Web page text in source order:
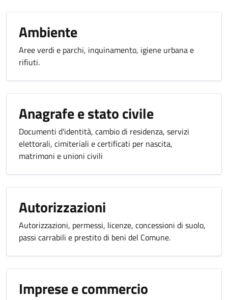
Ambiente
Aree verdi e parchi, inquinamento, igiene urbana e
rifiuti.
Anagrafe e stato civile
Documenti d'identità, cambio di residenza, servizi
elettorali, cimiteriali e certificati per nascita,
matrimoni e unioni civili
Autorizzazioni
Autorizzazioni, permessi, licenze, concessioni di suolo,
passi carrabili e prestito di beni del Comune.
Imprese e commercio